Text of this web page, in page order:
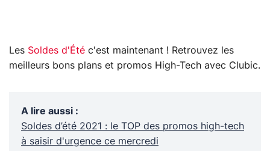
Les Soldes d'Été c'est maintenant ! Retrouvez les
meilleurs bons plans et promos High-Tech avec Clubic.
A lire aussi :
Soldes d’été 2021 : le TOP des promos high-tech
à saisir d'urgence ce mercredi